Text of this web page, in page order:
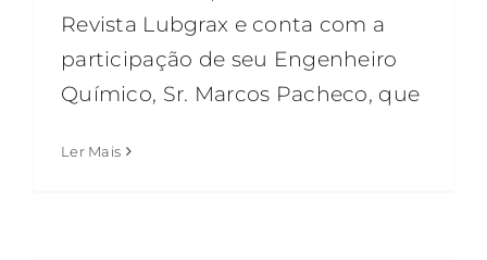
Revista Lubgrax e conta com a
participação de seu Engenheiro
Químico, Sr. Marcos Pacheco, que
Ler Mais